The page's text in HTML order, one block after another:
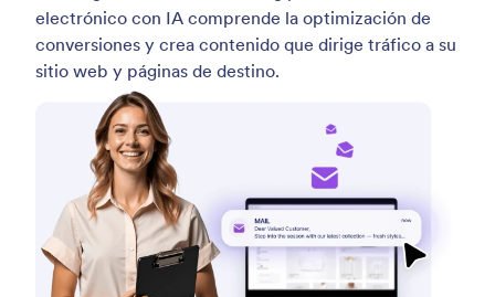
electrónico con IA comprende la optimización de
conversiones y crea contenido que dirige tráfico a su
sitio web y páginas de destino.